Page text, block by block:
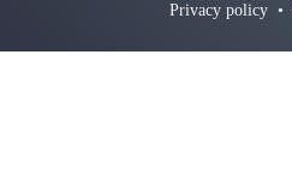
Privacy policy •